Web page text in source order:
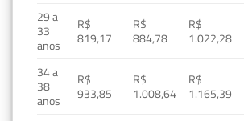
29 a
33
anos
R$
819,17
R$
884,78
R$
1.022,28
34 a
38
anos
R$
933,85
R$
1.008,64
R$
1.165,39